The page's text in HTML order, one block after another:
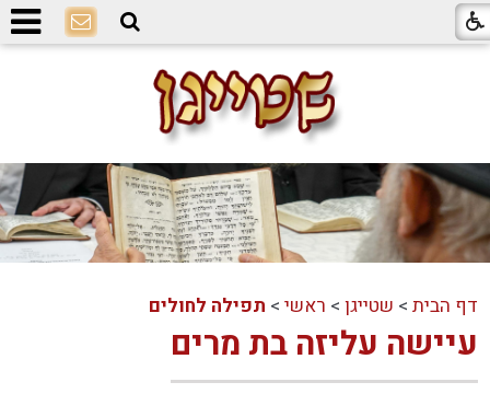
דף הבית > שטייגן > ראשי > תפילה לחולים
עיישה עליזה בת מרים